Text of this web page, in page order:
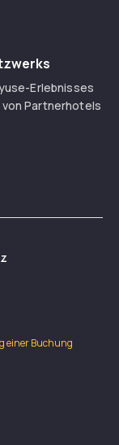
Erlebnisses
Partnerhotels
einer Buchung